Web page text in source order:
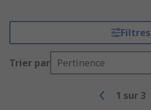
Filtres
Trier par Pertinence
1 sur 3